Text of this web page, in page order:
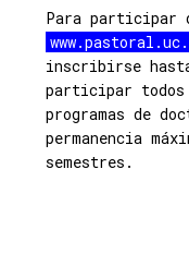
Para participar
inscribirse
participar
programas de
permanencia
semestres.